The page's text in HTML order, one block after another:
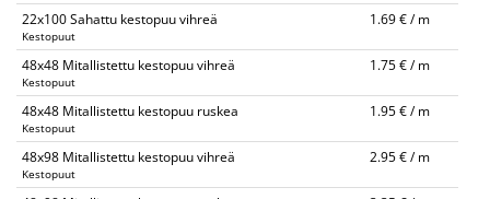
22x100 Sahattu kestopuu vihreä
Kestopuut
1.69 € / m
48x48 Mitallistettu kestopuu vihreä
Kestopuut
1.75 € / m
48x48 Mitallistettu kestopuu ruskea
Kestopuut
1.95 € / m
48x98 Mitallistettu kestopuu vihreä
Kestopuut
2.95 € / m